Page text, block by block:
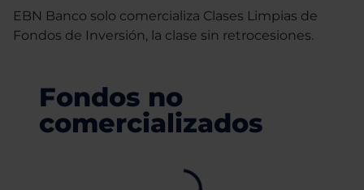
EBN Banco solo comercializa Clases Limpias de
Fondos de Inversión, la clase sin retrocesiones.
Fondos no
comercializados